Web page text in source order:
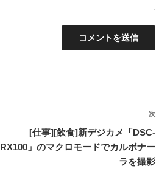
次
[仕事][飲食]新デジカメ「DSC-
RX100」のマクロモードでカルボナー
ラを撮影